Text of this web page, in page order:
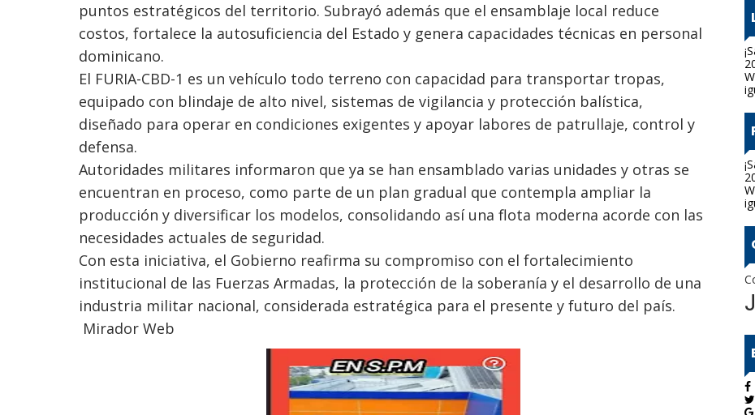
puntos estratégicos del territorio. Subrayó además que el ensamblaje local reduce
costos, fortalece la autosuficiencia del Estado y genera capacidades técnicas en personal
dominicano.
El FURIA-CBD-1 es un vehículo todo terreno con capacidad para transportar tropas,
equipado con blindaje de alto nivel, sistemas de vigilancia y protección balística,
diseñado para operar en condiciones exigentes y apoyar labores de patrullaje, control y
defensa.
Autoridades militares informaron que ya se han ensamblado varias unidades y otras se
encuentran en proceso, como parte de un plan gradual que contempla ampliar la
producción y diversificar los modelos, consolidando así una flota moderna acorde con las
necesidades actuales de seguridad.
Con esta iniciativa, el Gobierno reafirma su compromiso con el fortalecimiento
institucional de las Fuerzas Armadas, la protección de la soberanía y el desarrollo de una
industria militar nacional, considerada estratégica para el presente y futuro del país.
Mirador Web